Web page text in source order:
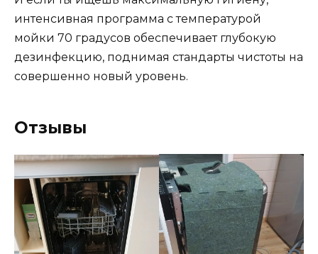
интенсивная программа с температурой
мойки 70 градусов обеспечивает глубокую
дезинфекцию, поднимая стандарты чистоты на
совершенно новый уровень.
Отзывы